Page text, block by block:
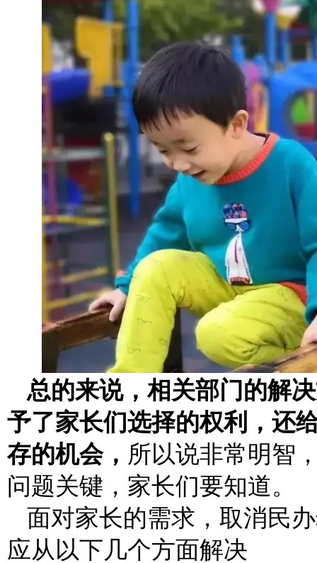
总的来说，相关部门的解
予了家长们选择的权利，还
存的机会， 所以说非常明智
问题关键，家长们要知道。
面对家长的需求，取消民
应从以下几个方面解决